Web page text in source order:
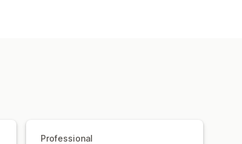
Professional